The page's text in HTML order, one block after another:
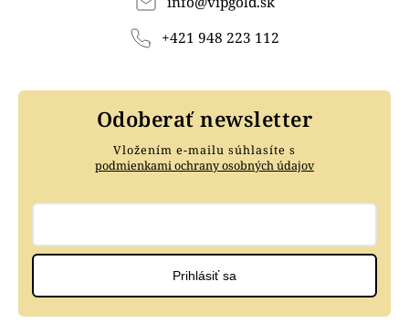
+421 948 223 112
Odoberať newsletter
Vložením e-mailu súhlasíte s
podmienkami ochrany osobných údajov
Prihlásiť sa